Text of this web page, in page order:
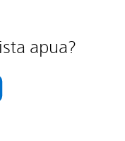
apua?